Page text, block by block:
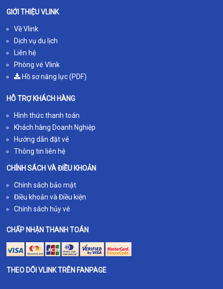
GIỚI THIỆU VLINK
Về Vlink
Dịch vụ du lịch
Liên hệ
Phòng vé Vlink
Hồ sơ năng lực (PDF)
HỖ TRỢ KHÁCH HÀNG
Hình thức thanh toán
Khách hàng Doanh Nghiệp
Hướng dẫn đặt vé
Thông tin liên hệ
CHÍNH SÁCH VÀ ĐIỀU KHOẢN
Chính sách bảo mật
Điều khoản và Điều kiện
Chính sách hủy vé
CHẤP NHẬN THANH TOÁN
THEO DÕI VLINK TRÊN FANPAGE